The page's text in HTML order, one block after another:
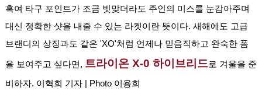
혹여 타구 포인트가 조금 빗맞더라도 주인의 미스를 눈감아주며
대신 정확한 샷을 내줄 수 있는 라켓이란 뜻이다. 새해에도 고급
브랜디의 상징과도 같은 'XO'처럼 언제나 믿음직하고 완숙한 폼
을 보여주고 싶다면, 트라이온 X-0 하이브리드로 겨울을 준
비하자. 이혁희 기자 | Photo 이용희